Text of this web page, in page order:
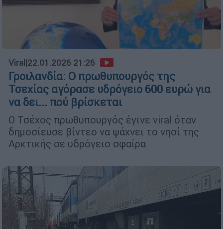
Viral |22.01.2026 21:26
Γροιλανδία: Ο πρωθυπουργός της
Τσεχίας αγόρασε υδρόγειο 600 ευρώ για
να δει... πού βρίσκεται
Ο Τσέχος πρωθυπουργός έγινε viral όταν
δημοσίευσε βίντεο να ψάχνει το νησί της
Αρκτικής σε υδρόγειο σφαίρα